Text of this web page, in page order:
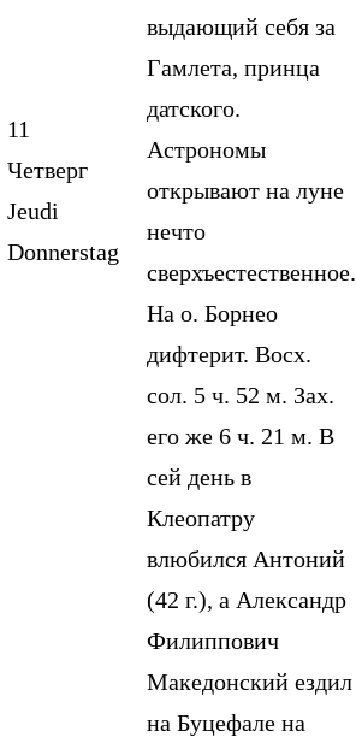
11
Четверг
Jeudi
Donnerstag
выдающий себя за
Гамлета, принца
датского.
Астрономы
открывают на луне
нечто
сверхъестественное.
На о. Борнео
дифтерит. Восх.
сол. 5 ч. 52 м. Зах.
его же 6 ч. 21 м. В
сей день в
Клеопатру
влюбился Антоний
(42 г.), а Александр
Филиппович
Македонский ездил
на Буцефале на